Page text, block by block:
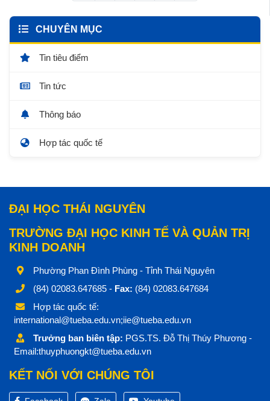
CHUYÊN MỤC
Tin tiêu điểm
Tin tức
Thông báo
Hợp tác quốc tế
ĐẠI HỌC THÁI NGUYÊN
TRƯỜNG ĐẠI HỌC KINH TẾ VÀ QUẢN TRỊ
KINH DOANH
Phường Phan Đình Phùng - Tỉnh Thái Nguyên
(84) 02083.647685 - Fax: (84) 02083.647684
Hợp tác quốc tế:
international@tueba.edu.vn;iie@tueba.edu.vn
Trưởng ban biên tập: PGS.TS. Đỗ Thị Thúy Phương -
Email:thuyphuongkt@tueba.edu.vn
KẾT NỐI VỚI CHÚNG TÔI